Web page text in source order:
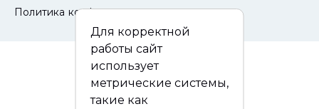
Политика конфиденциальности
Для корректной
работы сайт
использует
метрические системы,
такие как